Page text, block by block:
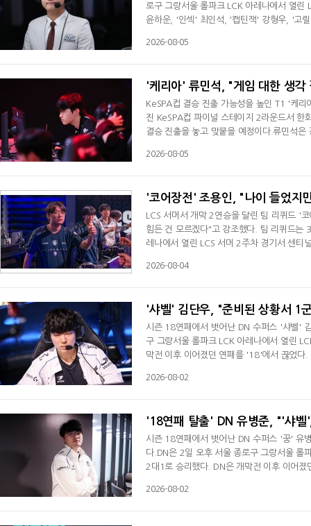
로구 그랑서울 롤파크 LCK 아레나에서 열
윤하운, '인섹' 최인석, '캡틴잭' 강형우, '고
다. 이서행은 "오랜만에 옛날에 같이 뛰었던
2026-08-05
'케리아' 류민석, "게임 대한 생각
KeSPA컵 결승 진출 가능성을 높인 T1 '케
진 KeSPA컵 파이널 스테이지 2라운드서 한
결승 진출을 놓고 맞붙을 예정이다.류민석
게임에 대한 생각이 갈리는 부분이 많았다.
2026-08-05
'코어장전' 조용인, "나이 들었지
LCS 서머서 개막 2연승을 달린 팀 리퀴드 '
힘든 건 모르겠다"고 강조했다. 팀 리퀴드는
레나에서 열린 LCS 서머 2주차 경기서 센티
소감을 전했다. 최근 대전에서 열린 미드 시
2026-08-04
'샤벨' 김단우, "준비된 상황서 1
시즌 18연패에서 벗어난 DN 수퍼스 '샤벨'
구 그랑서울 롤파크 LCK 아레나에서 열린
막전 이후 이어졌던 연패를 '18'에서 끊었
조금 아쉽지만 그래도 뿌듯하다"며 승리 소
2026-08-02
'18연패 탈출' DN 유병준, "'샤벨
시즌 18연패에서 벗어난 DN 수퍼스 '꿍' 유
다.DN은 2일 오후 서울 종로구 그랑서울 롤
2대1로 승리했다. DN은 개막전 이후 이어
다"라며 "다행히 연패는 끊었지만 앞으로 경
2026-08-02